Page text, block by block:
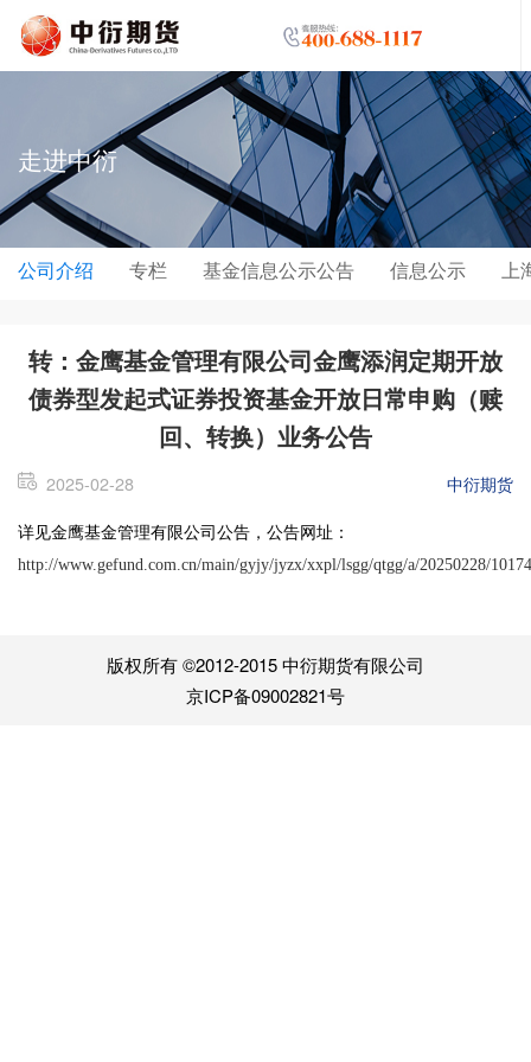
走进中衍
公司介绍 专栏 基金信息公示公告 信息公示 上
转：金鹰基金管理有限公司金鹰添润定期开放
债券型发起式证券投资基金开放日常申购（赎
回、转换）业务公告
2025-02-28 中衍期货
详见金鹰基金管理有限公司公告，公告网址：
http://www.gefund.com.cn/main/gyjy/jyzx/xxpl/lsgg/qtgg/a/20250228/
版权所有 ©2012-2015 中衍期货有限公司
京ICP备09002821号